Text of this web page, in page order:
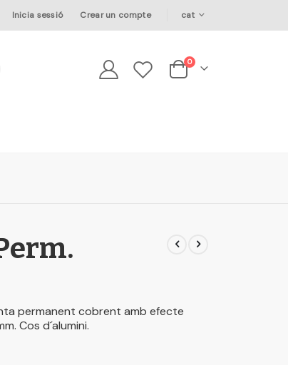
Inicia sessió Crear un compte Language
cat
Cesta
0elements
permanent cobrent amb efecte
Cos d´alumini.